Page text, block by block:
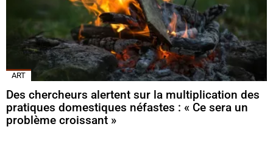
ART
Des chercheurs alertent sur la multiplication des
pratiques domestiques néfastes : « Ce sera un
problème croissant »